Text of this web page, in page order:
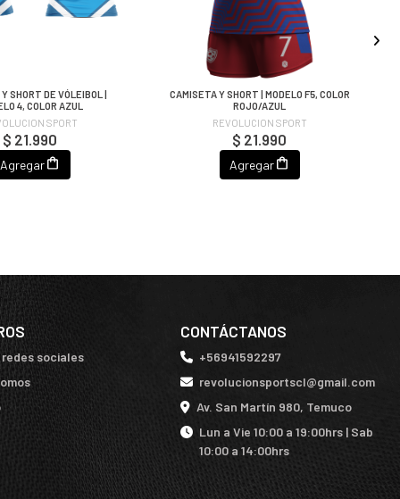
SHORT DE VÓLEIBOL |
4, COLOR AZUL
SPORT
$ 21.990
Agregar
CAMISETA Y SHORT | MODELO F5, COLOR
ROJO/AZUL
REVOLUCION SPORT
$ 21.990
Agregar
sociales
CONTÁCTANOS
+56941592297
revolucionsportscl@gmail.com
Av. San Martín 980, Temuco
Lun a Vie 10:00 a 19:00hrs | Sab
10:00 a 14:00hrs